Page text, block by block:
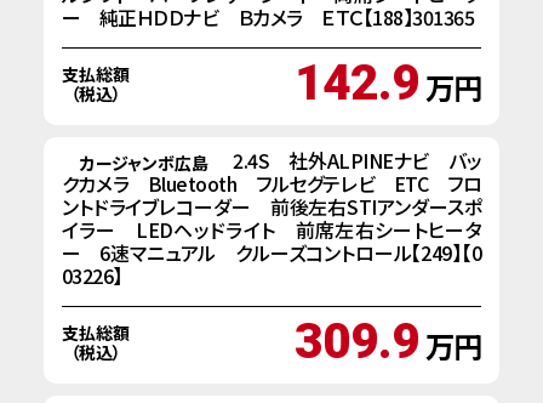
ー 純正ＨＤＤナビ Ｂカメラ ＥＴＣ【188】301365
支払総額
（税込）
142.9万円
カージャンボ広島
R3 スバル BRZ 2.4S 社外ALPINEナビ バッ
クカメラ Bluetooth フルセグテレビ ETC フロ
ントドライブレコーダー 前後左右STIアンダースポ
イラー LEDヘッドライト 前席左右シートヒータ
ー 6速マニュアル クルーズコントロール【249】【0
03226】
支払総額
（税込）
309.9万円